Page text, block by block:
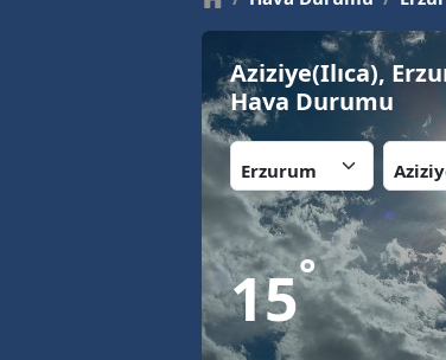
Aziziye(Ilıca),
Hava Durumu
15°